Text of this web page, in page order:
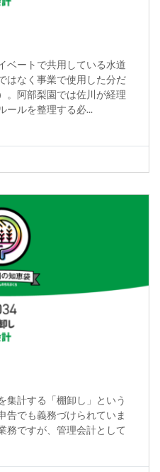
ベートで共用している水道
はなく事業で使用した分だ
。阿部梨園では佐川が経理
ールを整理する必...
集計する「棚卸し」という
告でも義務づけられていま
務ですが、管理会計として